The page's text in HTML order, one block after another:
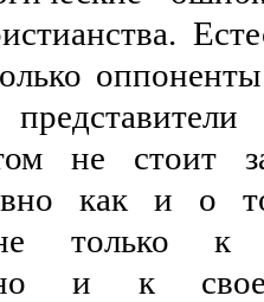
не стоит
как и о
только к
но и к